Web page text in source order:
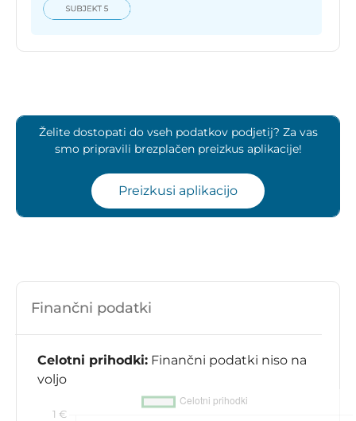
Želite dostopati do vseh podatkov podjetij? Za vas
smo pripravili brezplačen preizkus aplikacije!
Preizkusi aplikacijo
Finančni podatki
Celotni prihodki: Finančni podatki niso na
voljo